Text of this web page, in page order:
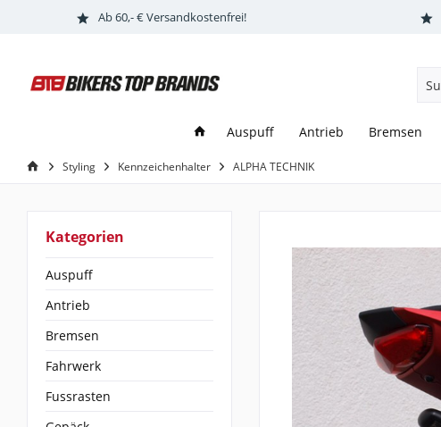
Ab 60,- € Versandkostenfrei!
Auspuff Antrieb Bremsen
Styling Kennzeichenhalter ALPHA TECHNIK
Kategorien
Auspuff
Antrieb
Bremsen
Fahrwerk
Fussrasten